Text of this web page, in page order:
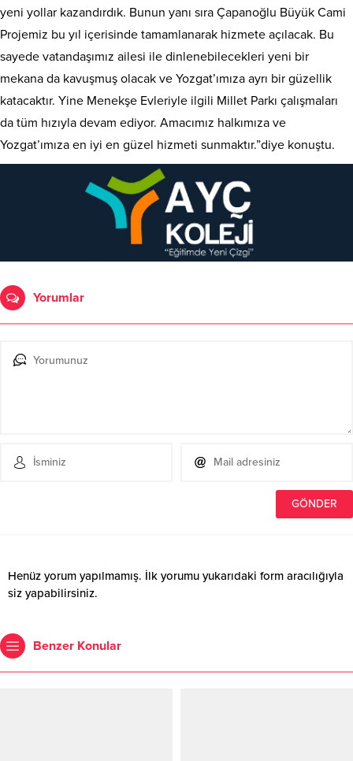
yeni yollar kazandırdık. Bunun yanı sıra Çapanoğlu Büyük Cami
Projemiz bu yıl içerisinde tamamlanarak hizmete açılacak. Bu
sayede vatandaşımız ailesi ile dinlenebilecekleri yeni bir
mekana da kavuşmuş olacak ve Yozgat’ımıza ayrı bir güzellik
katacaktır. Yine Menekşe Evleriyle ilgili Millet Parkı çalışmaları
da tüm hızıyla devam ediyor. Amacımız halkımıza ve
Yozgat’ımıza en iyi en güzel hizmeti sunmaktır.”diye konuştu.
Yorumlar
Henüz yorum yapılmamış. İlk yorumu yukarıdaki form aracılığıyla
siz yapabilirsiniz.
Benzer Konular